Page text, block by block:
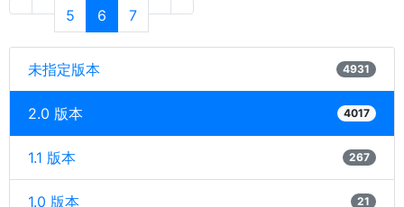
5 6 7
未指定版本 4931
2.0 版本 4017
1.1 版本 267
1.0 版本 21